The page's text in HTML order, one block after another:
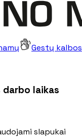
Gestų kalbos
laikas
slapukai